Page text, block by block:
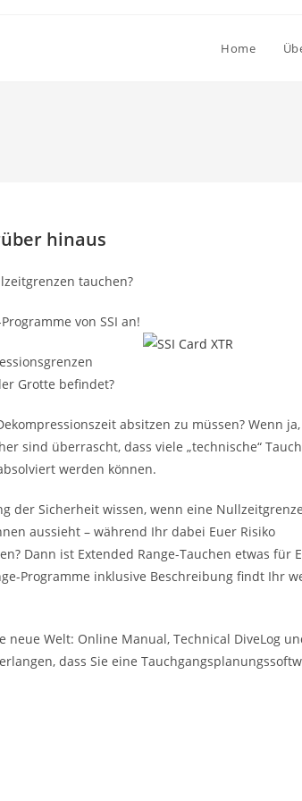
Home
hinaus
tauchen?
von SSI an!
Grotte befindet?
absitzen zu müssen? Wenn ja,
sind überrascht, dass viele „technische“
werden können.
der Sicherheit wissen, wenn eine Nullzeitgrenze
aussieht – während Ihr dabei Euer Risiko
Dann ist Extended Range-Tauchen etwas für
Programme inklusive Beschreibung findt Ihr
Welt: Online Manual, Technical DiveLog
dass Sie eine